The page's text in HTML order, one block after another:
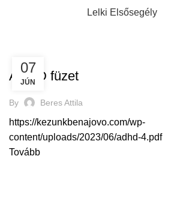
Lelki Elsősegély
07
JÚN
ADHD füzet
By Beres Attila
https://kezunkbenajovo.com/wp-
content/uploads/2023/06/adhd-4.pdf
Tovább